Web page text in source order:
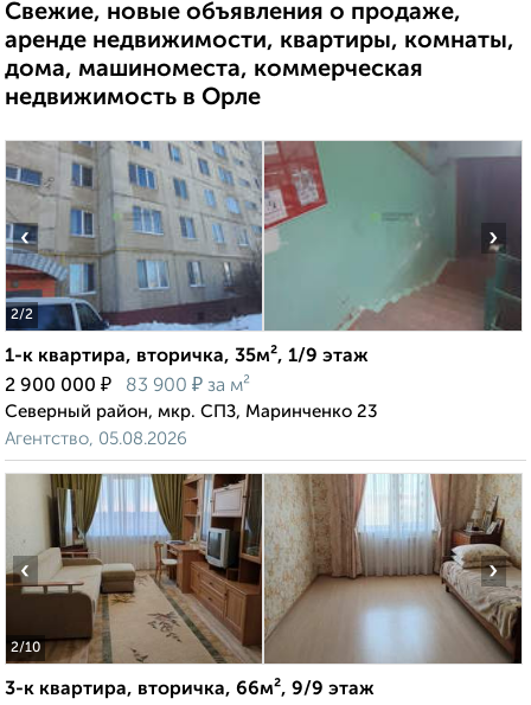
Свежие, новые объявления о продаже,
аренде недвижимости, квартиры, комнаты,
дома, машиноместа, коммерческая
недвижимость в Орле
2/2
‹ ›
1-к квартира, вторичка, 35м², 1/9 этаж
2 900 000 ₽ 83 900 ₽ за м²
Северный район, мкр. СПЗ, Маринченко 23
Агентство, 05.08.2026
2/10
‹ ›
3-к квартира, вторичка, 66м², 9/9 этаж